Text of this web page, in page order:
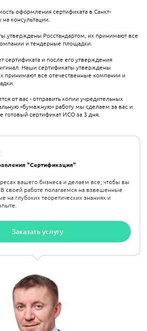
"Сертификация"
вашего бизнеса и делаем все, чтобы вы
своей работе полагаемся на взвешенные
на глубоких теоретических знаниях и
Заказать услугу
оформления сертификата в Санкт-
консультации.
утверждены Росстандартом, их принимают все
и тендерные площадки.
сертификата и после его утверждения
Наши сертификаты утверждены
принимают все отечественные компании и
от вас - отправить копии учредительных
«бумажную» работу мы сделаем за вас и
сертификат ИСО за 3 дня.